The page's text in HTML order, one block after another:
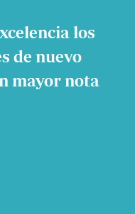
los
de nuevo
mayor nota